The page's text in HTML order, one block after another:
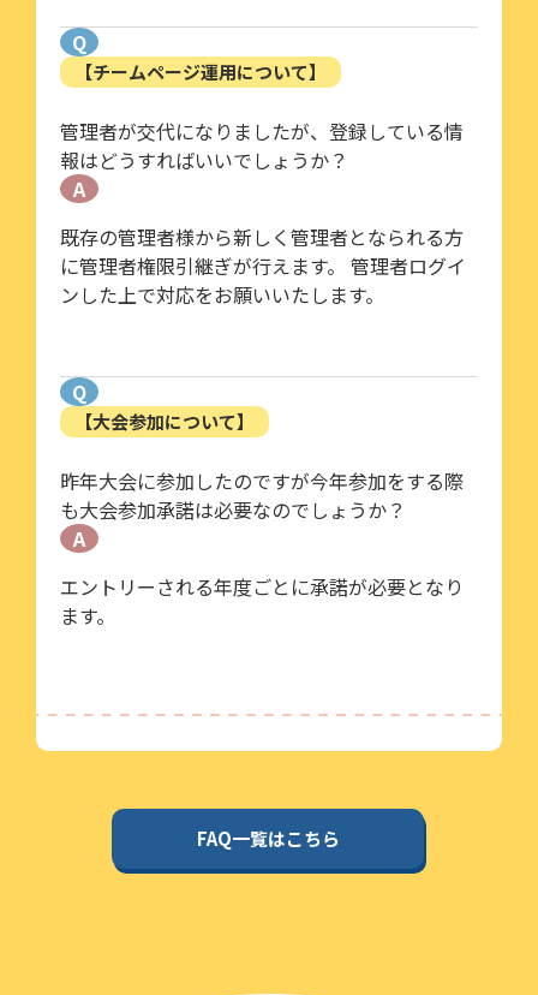
Q
【チームページ運用について】
管理者が交代になりましたが、登録している情
報はどうすればいいでしょうか？
A
既存の管理者様から新しく管理者となられる方
に管理者権限引継ぎが行えます。 管理者ログイ
ンした上で対応をお願いいたします。
Q
【大会参加について】
昨年大会に参加したのですが今年参加をする際
も大会参加承諾は必要なのでしょうか？
A
エントリーされる年度ごとに承諾が必要となり
ます。
FAQ一覧はこちら